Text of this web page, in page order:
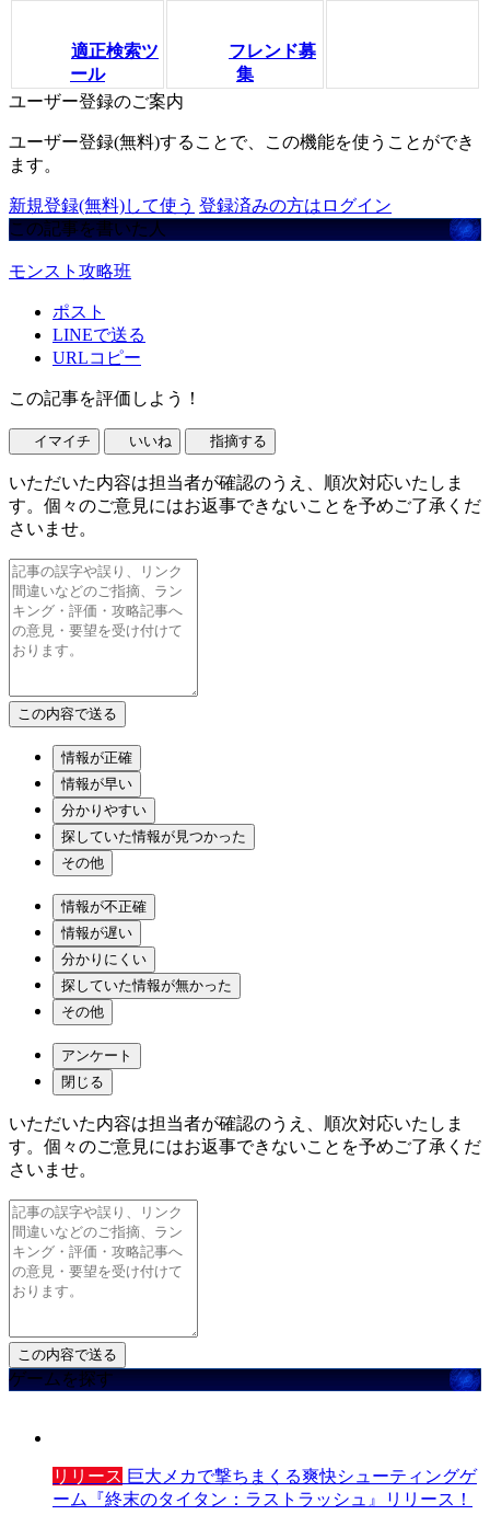
適正検索ツ
ール
フレンド募
集
ユーザー登録のご案内
ユーザー登録(無料)することで、この機能を使うことができ
ます。
新規登録(無料)して使う 登録済みの方はログイン
この記事を書いた人
モンスト攻略班
ポスト
LINEで送る
URLコピー
この記事を評価しよう！
イマイチ いいね 指摘する
いただいた内容は担当者が確認のうえ、順次対応いたしま
す。個々のご意見にはお返事できないことを予めご了承くだ
さいませ。
情報が正確
情報が早い
分かりやすい
探していた情報が見つかった
その他
情報が不正確
情報が遅い
分かりにくい
探していた情報が無かった
その他
アンケート
閉じる
いただいた内容は担当者が確認のうえ、順次対応いたしま
す。個々のご意見にはお返事できないことを予めご了承くだ
さいませ。
ゲームを探す
リリース 巨大メカで撃ちまくる爽快シューティングゲ
ーム『終末のタイタン：ラストラッシュ』リリース！